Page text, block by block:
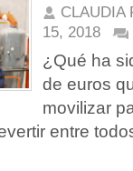
CLAUDIA
15, 2018
¿Qué ha
de euros
movilizar
entre